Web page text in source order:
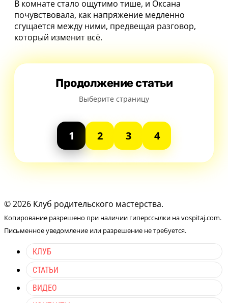
В комнате стало ощутимо тише, и Оксана
почувствовала, как напряжение медленно
сгущается между ними, предвещая разговор,
который изменит всё.
Продолжение статьи
Выберите страницу
1 2 3 4
© 2026 Клуб родительского мастерства.
Копирование разрешено при наличии гиперссылки на vospitaj.com.
Письменное уведомление или разрешение не требуется.
КЛУБ
СТАТЬИ
ВИДЕО